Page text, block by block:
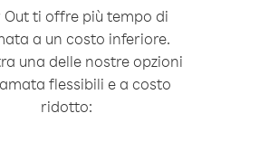
Out ti offre più tempo di
a un costo inferiore.
una delle nostre opzioni
flessibili e a costo
ridotto: